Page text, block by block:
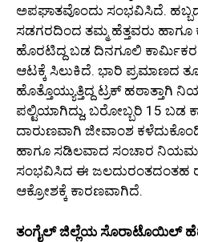
ಅಪಘಾತವೊಂದು ಸಂಭವಿಸಿದೆ.
ಸಡಗರದಿಂದ ತಮ್ಮ ಹೆತ್ತವರು ಹಾಗೂ
ಹೊರಟಿದ್ದ ಬಡ ದಿನಗೂಲಿ ಕಾರ್ಮಿಕರ
ಆಟಕ್ಕೆ ಸಿಲುಕಿದೆ. ಭಾರಿ ಪ್ರಮಾಣದ
ಹೊತ್ತೊಯ್ಯುತ್ತಿದ್ದ ಟ್ರಕ್ ಹಠಾತ್ತಾಗಿ
ಪಲ್ಟಿಯಾಗಿದ್ದು, ಬರೋಬ್ಬರಿ 15 ಬಡ
ದಾರುಣವಾಗಿ ಜೀವಾಂಶ
ಹಾಗೂ ಸಡಿಲವಾದ ಸಂಚಾರ
ಸಂಭವಿಸಿದ ಈ ಜಲದುರಂತದಂತಹ
ಆಕ್ರೋಶಕ್ಕೆ ಕಾರಣವಾಗಿದೆ.
ತಂಗೈಲ್ ಜಿಲ್ಲೆಯ ಸೊರಾಟೊಯಿಲ್